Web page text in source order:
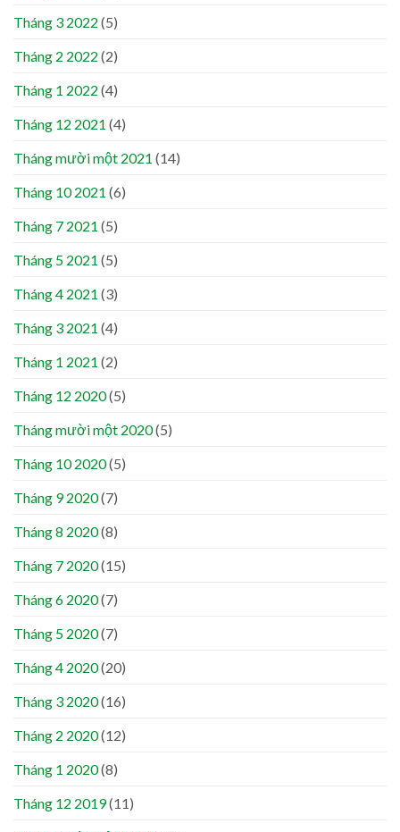
Tháng 3 2022 (5)
Tháng 2 2022 (2)
Tháng 1 2022 (4)
Tháng 12 2021 (4)
Tháng mười một 2021 (14)
Tháng 10 2021 (6)
Tháng 7 2021 (5)
Tháng 5 2021 (5)
Tháng 4 2021 (3)
Tháng 3 2021 (4)
Tháng 1 2021 (2)
Tháng 12 2020(5)
Tháng mười một 2020(5)
Tháng 10 2020(5)
Tháng 9 2020(7)
Tháng 8 2020(8)
Tháng 7 2020(15)
Tháng 6 2020(7)
Tháng 5 2020(7)
Tháng 4 2020(20)
Tháng 3 2020(16)
Tháng 2 2020(12)
Tháng 1 2020(8)
Tháng 12 2019(11)